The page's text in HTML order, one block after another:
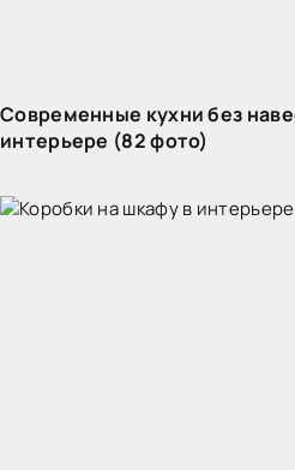
Современные кухни без
интерьере (82 фото)